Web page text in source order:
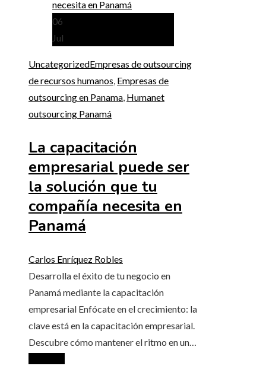
06
Jul
UncategorizedEmpresas de outsourcing
de recursos humanos Empresas de
outsourcing en Panama Humanet
outsourcing Panamá
La capacitación
empresarial puede ser
la solución que tu
compañía necesita en
Panamá
Carlos Enríquez Robles
Desarrolla el éxito de tu negocio en
Panamá mediante la capacitación
empresarial Enfócate en el crecimiento: la
clave está en la capacitación empresarial.
Descubre cómo mantener el ritmo en un…